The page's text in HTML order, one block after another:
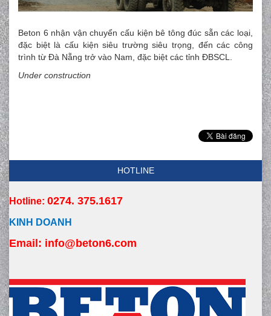
Beton 6 nhận vận chuyển cấu kiện bê tông đúc sẵn các loại,
đặc biệt là cấu kiện siêu trường siêu trọng, đến các công
trình từ Đà Nẵng trở vào Nam, đặc biệt các tỉnh ĐBSCL.
Under construction
HOTLINE
Hotline: 0274. 375.1617
KINH DOANH
Email: info@beton6.com